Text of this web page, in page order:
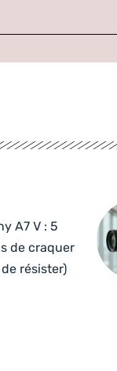
A7 V : 5
de craquer
de résister)